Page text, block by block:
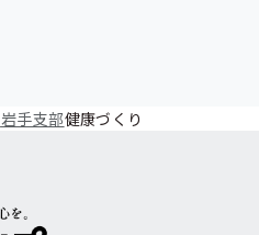
岩手支部健康づくり